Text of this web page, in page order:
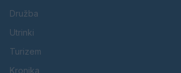
Družba
Utrinki
Turizem
Kronika